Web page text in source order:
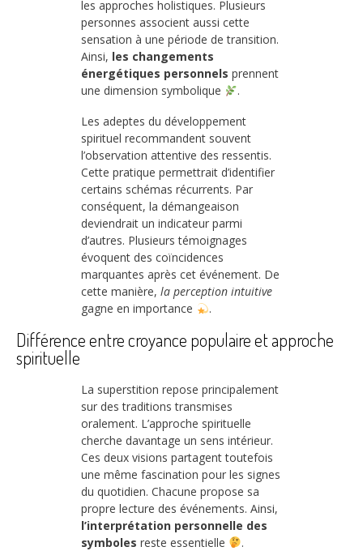
les approches holistiques. Plusieurs
personnes associent aussi cette
sensation à une période de transition.
Ainsi, les changements
énergétiques personnels prennent
une dimension symbolique
.
Les adeptes du développement
spirituel recommandent souvent
l’observation attentive des ressentis.
Cette pratique permettrait d’identifier
certains schémas récurrents. Par
conséquent, la démangeaison
deviendrait un indicateur parmi
d’autres. Plusieurs témoignages
évoquent des coïncidences
marquantes après cet événement. De
cette manière, la perception intuitive
gagne en importance
.
Différence entre croyance populaire et approche
spirituelle
La superstition repose principalement
sur des traditions transmises
oralement. L’approche spirituelle
cherche davantage un sens intérieur.
Ces deux visions partagent toutefois
une même fascination pour les signes
du quotidien. Chacune propose sa
propre lecture des événements. Ainsi,
l’interprétation personnelle des
symboles reste essentielle
.